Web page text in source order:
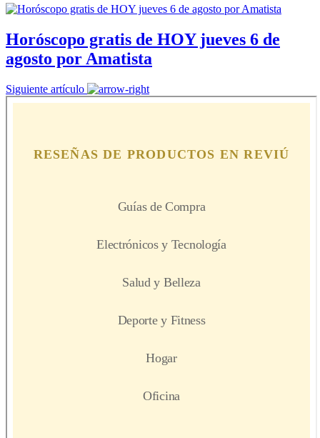
Horóscopo gratis de HOY jueves 6 de
agosto por Amatista
Siguiente artículo